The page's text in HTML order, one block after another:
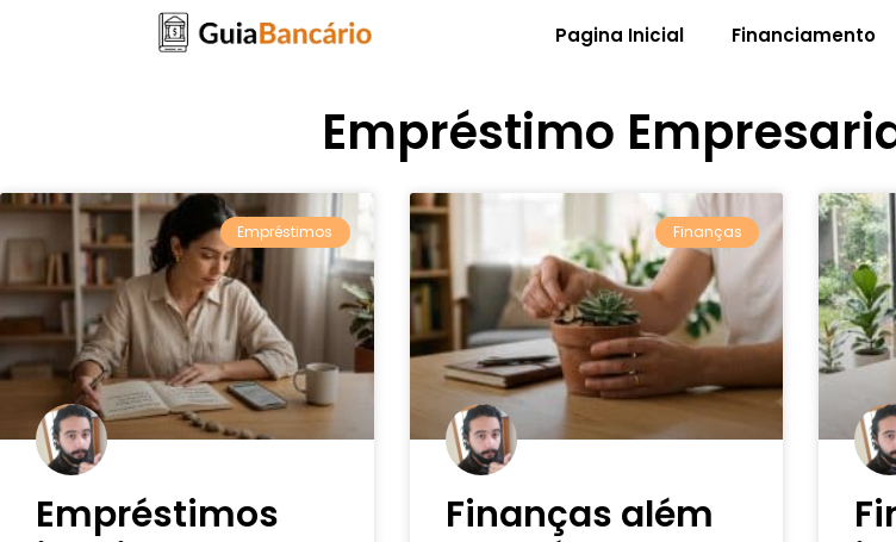
Pagina Inicial Financiamento
Empréstimo
Empréstimos
Empréstimos
Finanças
Finanças além